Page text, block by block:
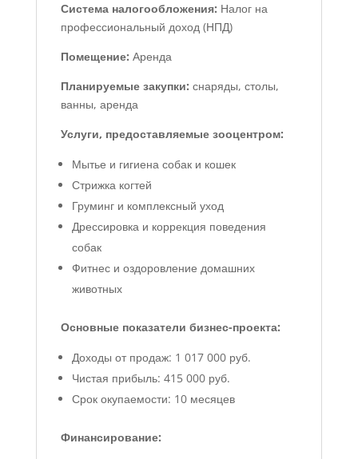
Система налогообложения: Налог на
профессиональный доход (НПД)
Помещение: Аренда
Планируемые закупки: снаряды, столы,
ванны, аренда
Услуги, предоставляемые зооцентром:
Мытье и гигиена собак и кошек
Стрижка когтей
Груминг и комплексный уход
Дрессировка и коррекция поведения
собак
Фитнес и оздоровление домашних
животных
Основные показатели бизнес-проекта:
Доходы от продаж: 1 017 000 руб.
Чистая прибыль: 415 000 руб.
Срок окупаемости: 10 месяцев
Финансирование: